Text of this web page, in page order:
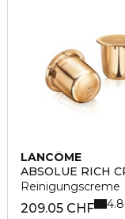
LANCÔME
ABSOLUE RICH
Reinigungscreme
209.05 CHF
4.8